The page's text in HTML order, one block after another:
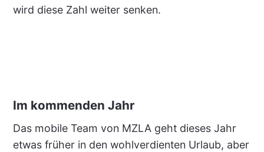
wird diese Zahl weiter senken.
Im kommenden Jahr
Das mobile Team von MZLA geht dieses Jahr
etwas früher in den wohlverdienten Urlaub, aber